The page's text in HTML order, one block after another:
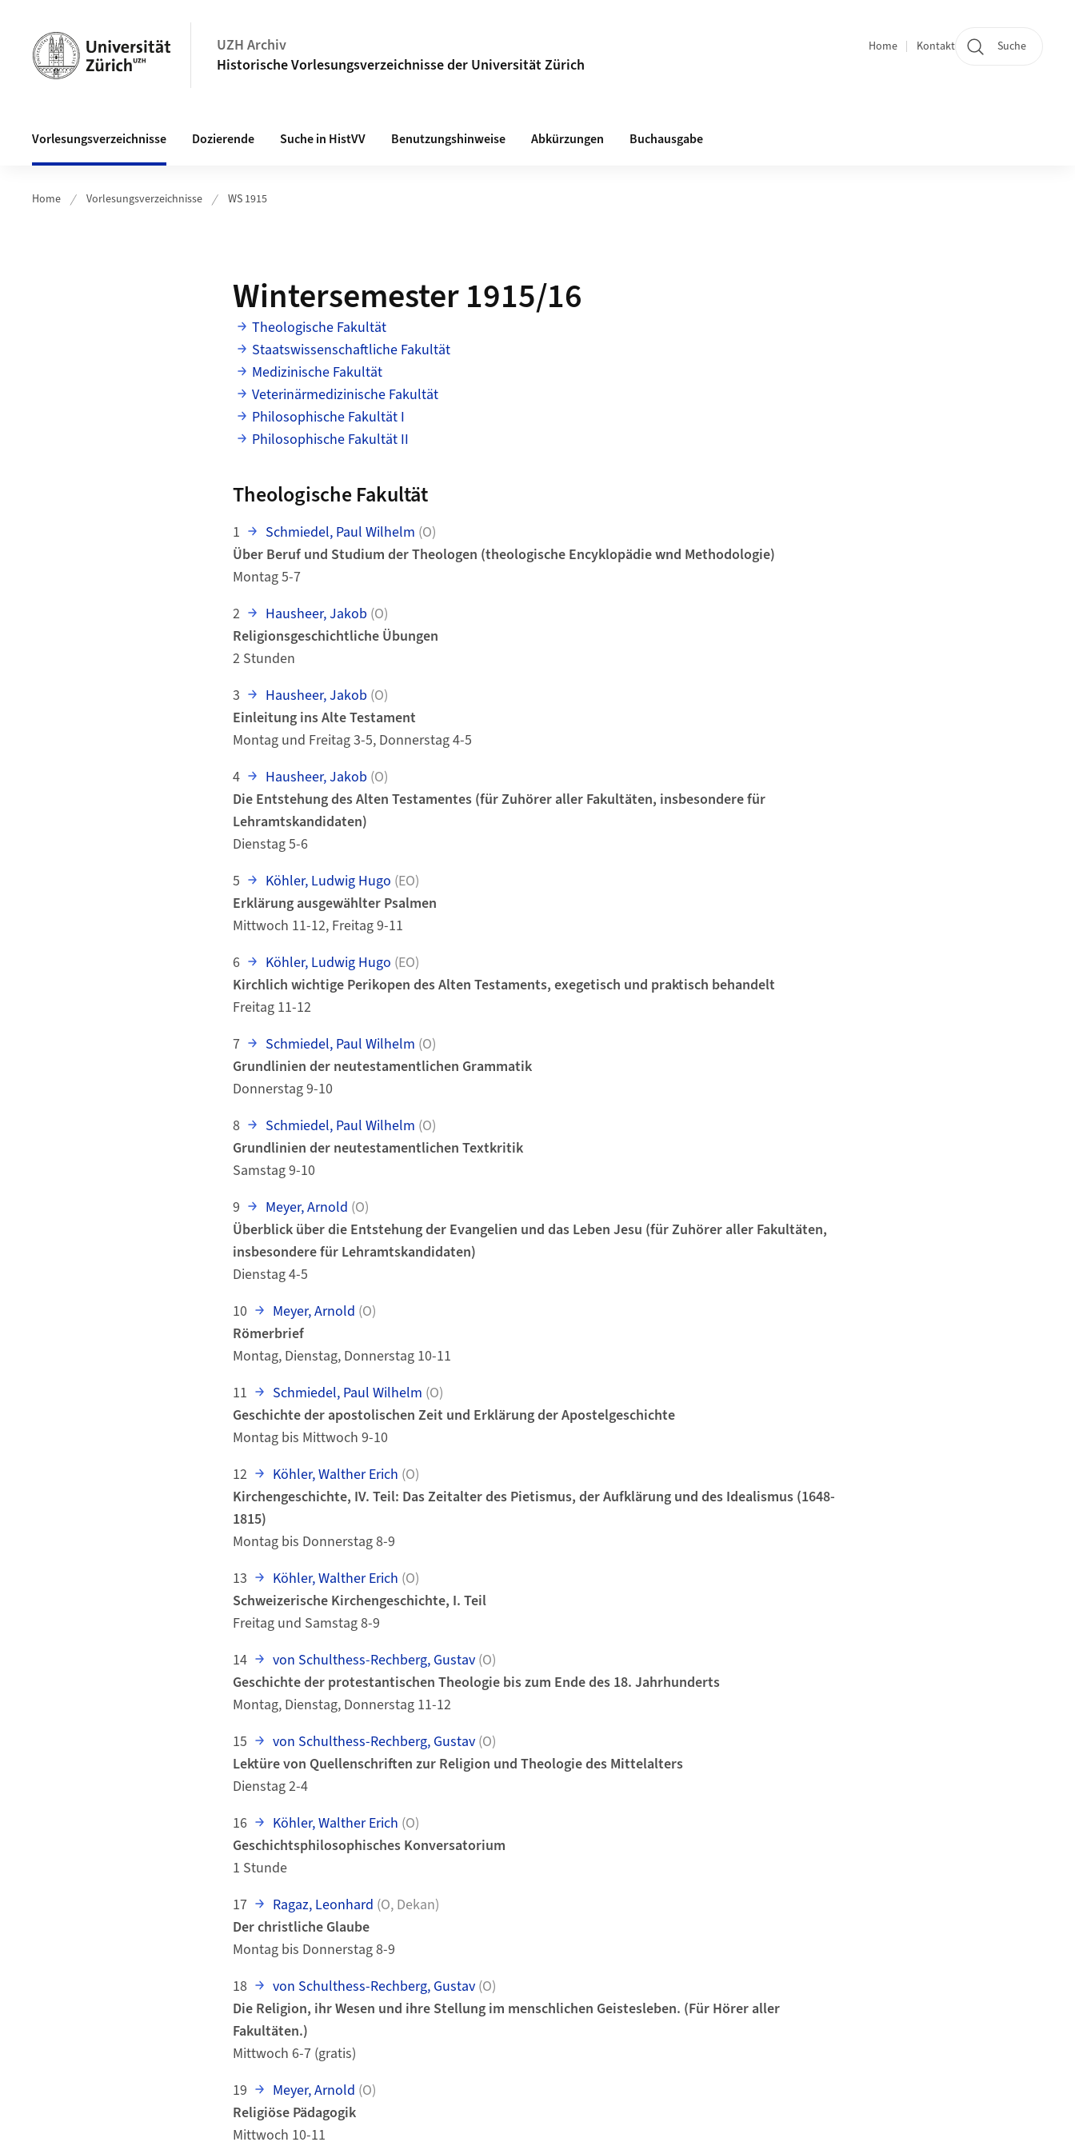
UZH Archiv
Historische Vorlesungsverzeichnisse der Universität Zürich
Quicklinks und Sprachwechsel
Home Kontakt Suche
Vorlesungsverzeichnisse Dozierende Suche in HistVV Benutzungshinweise Abkürzungen Buchausgabe
Home Vorlesungsverzeichnisse WS 1915
Wintersemester 1915/16
Theologische Fakultät
Staatswissenschaftliche Fakultät
Medizinische Fakultät
Veterinärmedizinische Fakultät
Philosophische Fakultät I
Philosophische Fakultät II
Theologische Fakultät
1 Schmiedel, Paul Wilhelm (O)
Über Beruf und Studium der Theologen (theologische Encyklopädie wnd Methodologie)
Montag 5-7
2
Hausheer, Jakob (O)
Religionsgeschichtliche Übungen
2 Stunden
3
Hausheer, Jakob (O)
Einleitung ins Alte Testament
Montag und Freitag 3-5, Donnerstag 4-5
4
Hausheer, Jakob (O)
Die Entstehung des Alten Testamentes (für Zuhörer aller Fakultäten, insbesondere für
Lehramtskandidaten)
Dienstag 5-6
5
Köhler, Ludwig Hugo (EO)
Erklärung ausgewählter Psalmen
Mittwoch 11-12, Freitag 9-11
6
Köhler, Ludwig Hugo (EO)
Kirchlich wichtige Perikopen des Alten Testaments, exegetisch und praktisch behandelt
Freitag 11-12
7
Schmiedel, Paul Wilhelm (O)
Grundlinien der neutestamentlichen Grammatik
Donnerstag 9-10
8
Schmiedel, Paul Wilhelm (O)
Grundlinien der neutestamentlichen Textkritik
Samstag 9-10
9
Meyer, Arnold (O)
Überblick über die Entstehung der Evangelien und das Leben Jesu (für Zuhörer aller Fakultäten,
insbesondere für Lehramtskandidaten)
Dienstag 4-5
10
Meyer, Arnold (O)
Römerbrief
Montag, Dienstag, Donnerstag 10-11
11
Schmiedel, Paul Wilhelm (O)
Geschichte der apostolischen Zeit und Erklärung der Apostelgeschichte
Montag bis Mittwoch 9-10
12
Köhler, Walther Erich (O)
Kirchengeschichte, IV. Teil: Das Zeitalter des Pietismus, der Aufklärung und des Idealismus (1648-
1815)
Montag bis Donnerstag 8-9
13
Köhler, Walther Erich (O)
Schweizerische Kirchengeschichte, I. Teil
Freitag und Samstag 8-9
14
von Schulthess-Rechberg, Gustav (O)
Geschichte der protestantischen Theologie bis zum Ende des 18. Jahrhunderts
Montag, Dienstag, Donnerstag 11-12
15
von Schulthess-Rechberg, Gustav (O)
Lektüre von Quellenschriften zur Religion und Theologie des Mittelalters
Dienstag 2-4
16
Köhler, Walther Erich (O)
Geschichtsphilosophisches Konversatorium
1 Stunde
17
Ragaz, Leonhard (O, Dekan)
Der christliche Glaube
Montag bis Donnerstag 8-9
18
von Schulthess-Rechberg, Gustav (O)
Die Religion, ihr Wesen und ihre Stellung im menschlichen Geistesleben. (Für Hörer aller
Fakultäten.)
Mittwoch 6-7 (gratis)
19
Meyer, Arnold (O)
Religiöse Pädagogik
Mittwoch 10-11